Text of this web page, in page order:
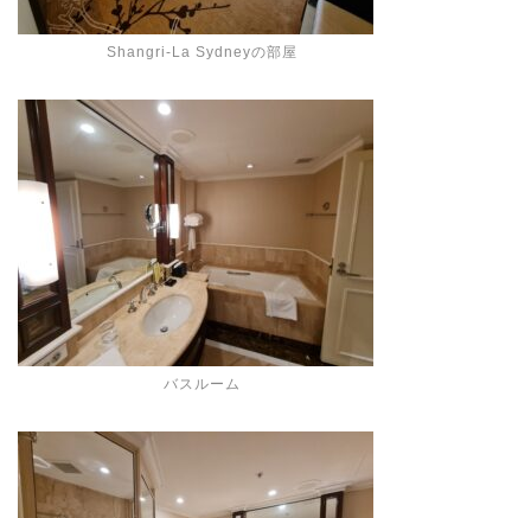
Shangri-La Sydneyの部屋
バスルーム